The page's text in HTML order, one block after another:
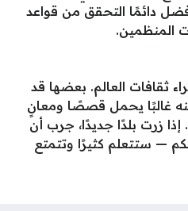
دائمًا التحقق من قواعد
المنظمين.
ثقافات العالم. بعضها قد
لكنه غالبًا يحمل قصصًا ومعانٍ
زرت بلدًا جديدًا، جرب أن
— ستتعلم كثيرًا وتتمتع